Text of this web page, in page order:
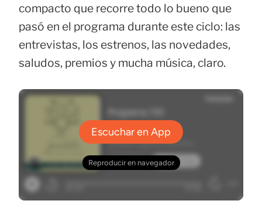
compacto que recorre todo lo bueno que
pasó en el programa durante este ciclo: las
entrevistas, los estrenos, las novedades,
saludos, premios y mucha música, claro.